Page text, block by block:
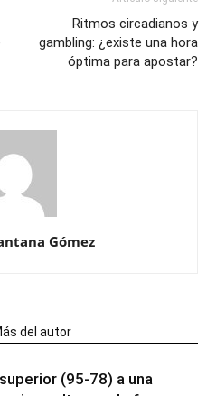
Ritmos circadianos y
gambling: ¿existe una hora
óptima para apostar?
Gómez
del autor
(95-78) a una